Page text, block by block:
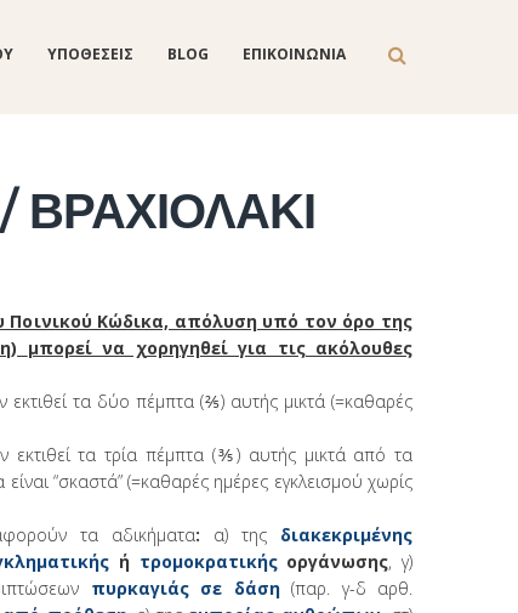
ΥΠΟΘΕΣΕΙΣ BLOG ΕΠΙΚΟΙΝΩΝΙΑ
ΒΡΑΧΙΟΛΑΚΙ
Κώδικα, απόλυση υπό τον όρο της
μπορεί να χορηγηθεί για τις ακόλουθες
εκτιθεί τα δύο πέμπτα (⅖) αυτής μικτά (=καθαρές
εκτιθεί τα τρία πέμπτα (⅗) αυτής μικτά από τα
“σκαστά” (=καθαρές ημέρες εγκλεισμού χωρίς
τα αδικήματα: α) της διακεκριμένης
ή τρομοκρατικήςοργάνωσης, γ)
πυρκαγιάς σε δάση(παρ. γ-δ αρθ.